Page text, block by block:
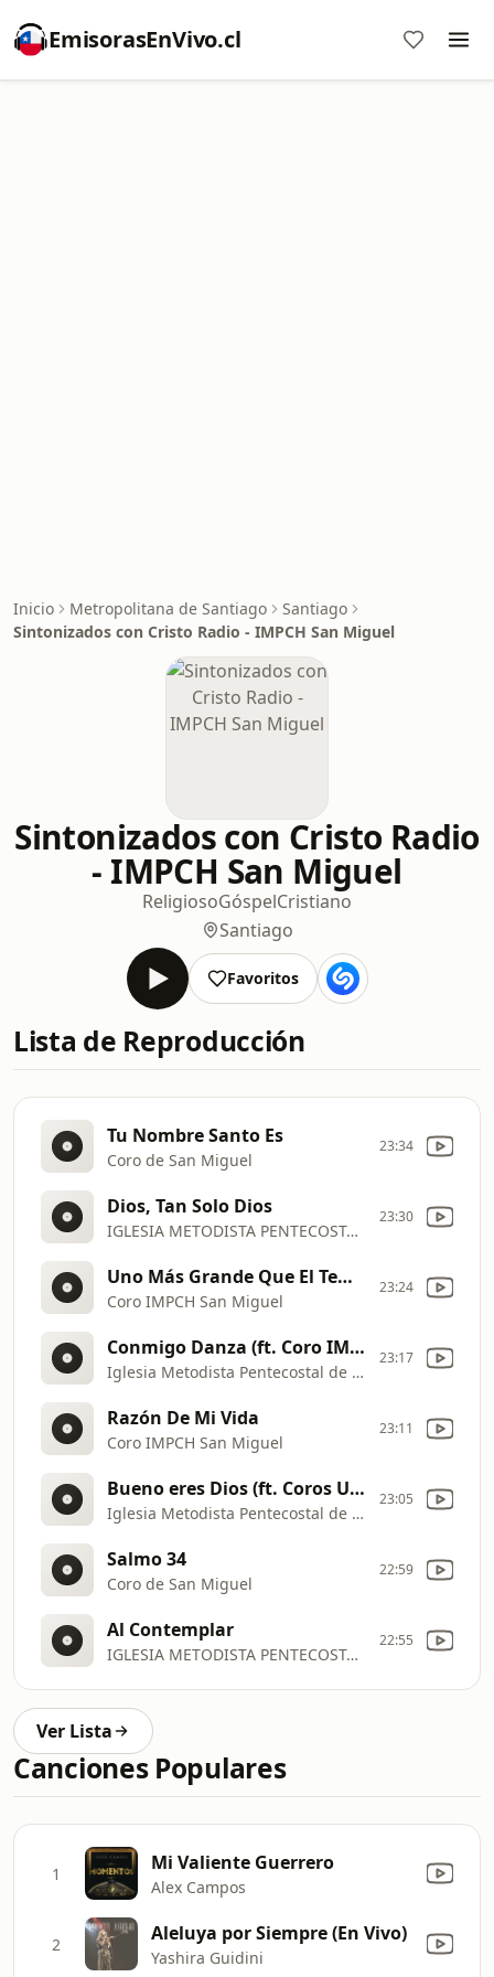
EmisorasEnVivo.cl
Inicio Metropolitana de Santiago
Santiago
Sintonizados con Cristo Radio - IMPCH San Miguel
Sintonizados con Cristo Radio
- IMPCH San Miguel
ReligiosoGóspelCristiano
Santiago
Favoritos
Lista de Reproducción
Tu Nombre Santo Es
Coro de San Miguel
23:34
Dios, Tan Solo Dios
IGLESIA METODISTA PENTECOSTAL DE CHILE SAN MIGUEL
23:30
Uno Más Grande Que El Templo
Coro IMPCH San Miguel
23:24
Conmigo Danza (ft. Coro IMPCH Héroes de la Fe)
Iglesia Metodista Pentecostal de Chile San Miguel
23:17
Razón De Mi Vida
Coro IMPCH San Miguel
23:11
Bueno eres Dios (ft. Coros Unidos)
Iglesia Metodista Pentecostal de Chile San Miguel
23:05
Salmo 34
Coro de San Miguel
22:59
Al Contemplar
IGLESIA METODISTA PENTECOSTAL DE CHILE SAN MIGUEL
22:55
Ver Lista
Canciones Populares
1 Mi Valiente Guerrero
Alex Campos
2 Aleluya por Siempre (En Vivo)
Yashira Guidini